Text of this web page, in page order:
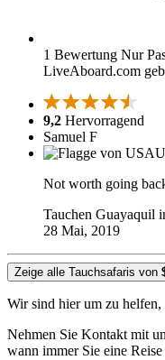
1 Bewertung Nur
LiveAboard.com
9,2 Hervorragend
Samuel F
Not worth going
Tauchen Guayaquil
28 Mai, 2019
Zeige alle Tauchsafaris von
Wir sind hier um zu helfen,
Nehmen Sie Kontakt mit
wann immer Sie eine Reise